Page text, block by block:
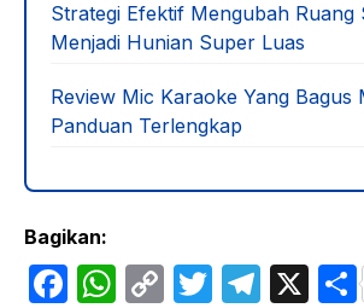
Strategi Efektif Mengubah Ruang
Menjadi Hunian Super Luas
Review Mic Karaoke Yang Bagus
Panduan Terlengkap
Bagikan:
F
W C
T
T
X S